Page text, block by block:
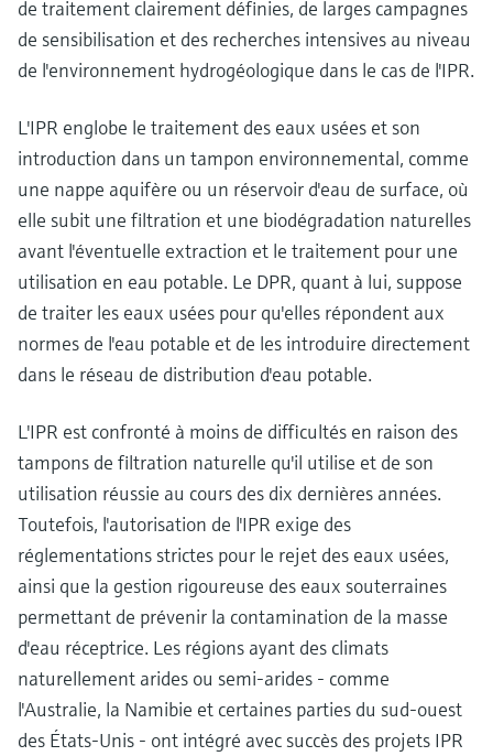
de traitement clairement définies, de larges campagnes
de sensibilisation et des recherches intensives au niveau
de l'environnement hydrogéologique dans le cas de l'IPR.
L'IPR englobe le traitement des eaux usées et son
introduction dans un tampon environnemental, comme
une nappe aquifère ou un réservoir d'eau de surface, où
elle subit une filtration et une biodégradation naturelles
avant l'éventuelle extraction et le traitement pour une
utilisation en eau potable. Le DPR, quant à lui, suppose
de traiter les eaux usées pour qu'elles répondent aux
normes de l'eau potable et de les introduire directement
dans le réseau de distribution d'eau potable.
L'IPR est confronté à moins de difficultés en raison des
tampons de filtration naturelle qu'il utilise et de son
utilisation réussie au cours des dix dernières années.
Toutefois, l'autorisation de l'IPR exige des
réglementations strictes pour le rejet des eaux usées,
ainsi que la gestion rigoureuse des eaux souterraines
permettant de prévenir la contamination de la masse
d'eau réceptrice. Les régions ayant des climats
naturellement arides ou semi-arides - comme
l'Australie, la Namibie et certaines parties du sud-ouest
des États-Unis - ont intégré avec succès des projets IPR